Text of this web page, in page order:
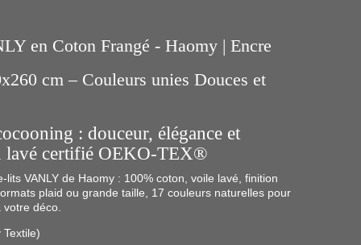
en Coton Frangé - Haomy | Encre
cm – Couleurs unies Douces et
: douceur, élégance et
lavé certifié OEKO-TEX®
VANLY de Haomy : 100% coton, voile lavé, finition
plaid ou grande taille, 17 couleurs naturelles pour
déco.